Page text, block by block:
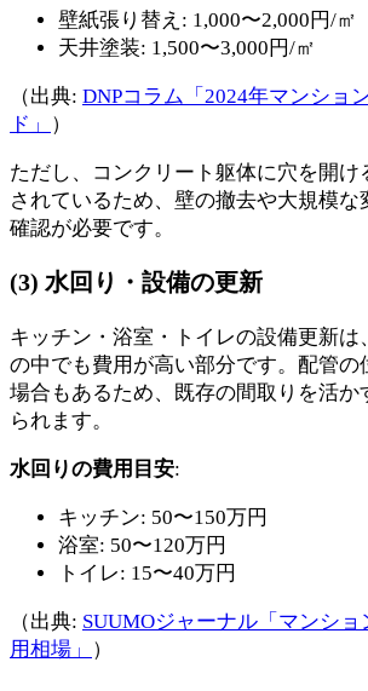
壁紙張り替え: 1,000〜2,000円/㎡
天井塗装: 1,500〜3,000円/㎡
（出典: DNPコラム「2024年マンショ
ド」
）
ただし、コンクリート躯体に穴を開け
されているため、壁の撤去や大規模な
確認が必要です。
(3) 水回り・設備の更新
キッチン・浴室・トイレの設備更新は
の中でも費用が高い部分です。配管の
場合もあるため、既存の間取りを活か
られます。
水回りの費用目安:
キッチン: 50〜150万円
浴室: 50〜120万円
トイレ: 15〜40万円
（出典: SUUMOジャーナル「マンシ
用相場」
）